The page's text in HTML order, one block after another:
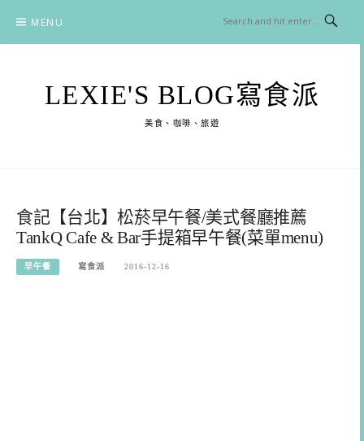
content
MENU
LEXIE'S BLOG寫食派
美食、咖啡、旅遊
食記【台北】松菸早午餐/美式餐廳推薦
TankQ Cafe & Bar手提箱早午餐(菜單menu)
早午餐 寫食派 2016-12-16